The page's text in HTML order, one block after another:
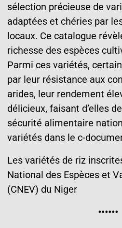
sélection précieuse de
adaptées et chéries par
locaux. Ce catalogue
richesse des espèces
Parmi ces variétés,
par leur résistance aux
arides, leur rendement
délicieux, faisant d’elles
sécurité alimentaire
variétés dans le c-
Les variétés de riz
National des Espèces et
(CNEV) du Niger
••••••